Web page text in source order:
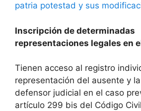
patria potestad y sus
Inscripción de determinadas
representaciones legales en
Tienen acceso al registro
representación del ausente y
defensor judicial en el caso
artículo 299 bis del Código